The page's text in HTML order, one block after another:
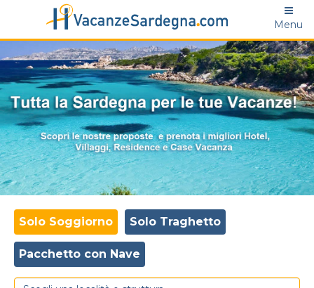
Menu
Solo Soggiorno Solo Traghetto
Pacchetto con Nave